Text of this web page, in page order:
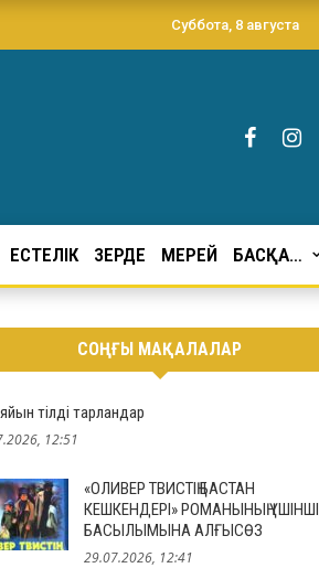
Суббота, 8 августа
ЕСТЕЛІК ЗЕРДЕ МЕРЕЙ БАСҚА…
СОҢҒЫ МАҚАЛАЛАР
тілді тарландар
12:51
«ОЛИВЕР ТВИСТІҢ БАСТАН
КЕШКЕНДЕРІ» РОМАНЫНЫҢ ҮШІНШІ
БАСЫЛЫМЫНА АЛҒЫСӨЗ
29.07.2026, 12:41